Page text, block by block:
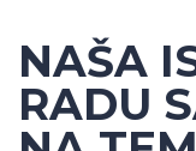
NAŠA
RADU